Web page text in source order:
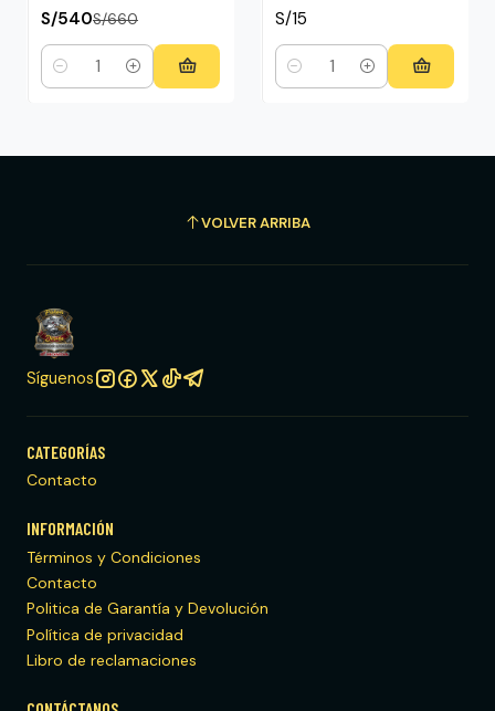
S/540S/660
Cantidad
S/15
Cantidad
VOLVER ARRIBA
Síguenos
CATEGORÍAS
Contacto
INFORMACIÓN
Términos y Condiciones
Contacto
Politica de Garantía y Devolución
Política de privacidad
Libro de reclamaciones